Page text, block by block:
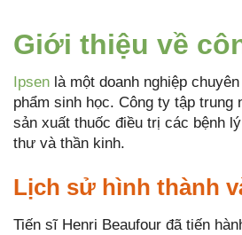
Giới thiệu về
Ipsen là một doanh nghiệp
phẩm sinh học. Công ty tập trung
sản xuất thuốc điều trị các bệnh
thư và thần kinh.
Lịch sử hình thành
Tiến sĩ Henri Beaufour đã tiến